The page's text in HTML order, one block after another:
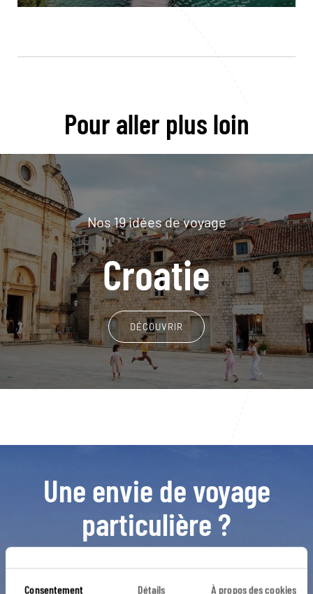
Consentement Détails À propos des cookies
Pour aller plus loin
Nos 19 idées de voyage
Croatie
DÉCOUVRIR
Une envie de voyage
particulière ?